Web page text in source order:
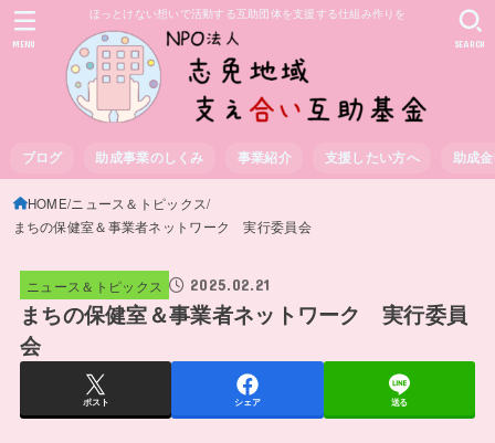
ほっとけない想いで活動する互助団体を支援する仕組み作りを
ブログ 助成事業のしくみ 事業紹介 支援したい方へ 助成
SEARCH
MENU
HOME ニュース＆トピックス
まちの保健室＆事業者ネットワーク 実行委員会
ニュース＆トピックス 2025.02.21
まちの保健室＆事業者ネットワーク 実行委員
会
ポスト シェア 送る